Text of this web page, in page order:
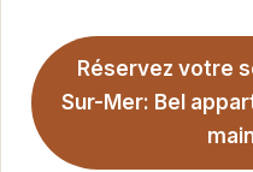
Réservez votre
Sur-Mer: Bel